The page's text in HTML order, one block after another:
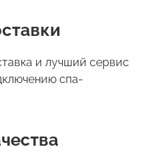
и лучший сервис
спа-